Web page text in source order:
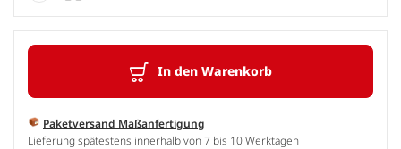
In den Warenkorb
Paketversand Maßanfertigung
Lieferung spätestens innerhalb von 7 bis 10 Werktagen